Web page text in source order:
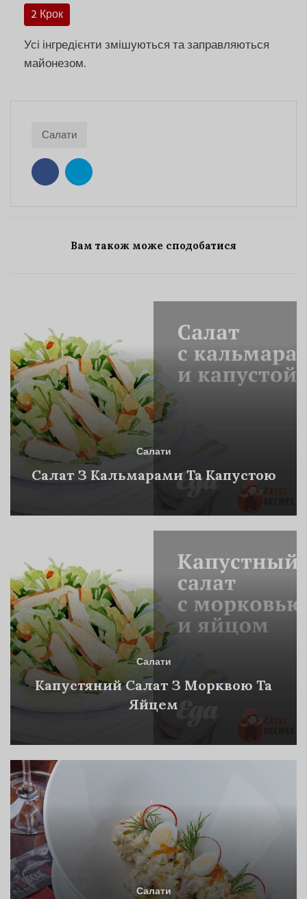
2 Крок
Усі інгредієнти змішуються та заправляються
майонезом.
Салати
Вам також може сподобатися
Салати
Салат З Кальмарами Та Капустою
Салати
Капустяний Салат З Морквою Та
Яйцем
Салати